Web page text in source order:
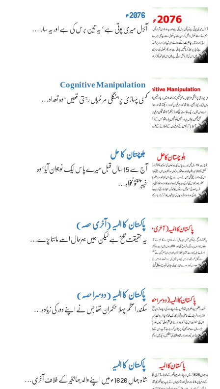
2076ء
آئزل میری پوتی ہے‘ یہ تین برس کی ہے اور یہ سارا…
Cognitive Manipulation
کسی پہاڑی پر جنگلی مرغیاں رہتی تھیں‘ وہ تعداد…
بلوچستان کا حل
آج سے 15 سال قبل میرے پاس ایک نوجوان آیا‘ وہ
خیبرپختونخواہ…
پاکستان کا المیہ (آخری حصہ)
یہ حقیقت تلخ ہے لیکن ہمیں بہرحال اسے ماننا پڑے…
پاکستان کا المیہ (دوسرا حصہ)
سکندراعظم پہلا حکمران تھا جس نے اپنے دور کی زیادہ…
پاکستان کا المیہ
شاہ جہاں 1626ء میں اپنے والد جہانگیر کے خلاف آخری…